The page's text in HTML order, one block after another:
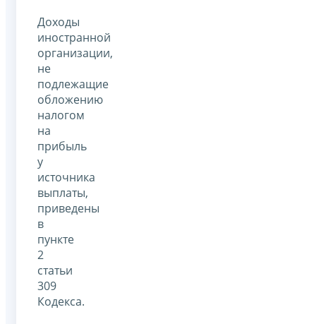
Доходы
иностранной
организации,
не
подлежащие
обложению
налогом
на
прибыль
у
источника
выплаты,
приведены
в
пункте
2
статьи
309
Кодекса.